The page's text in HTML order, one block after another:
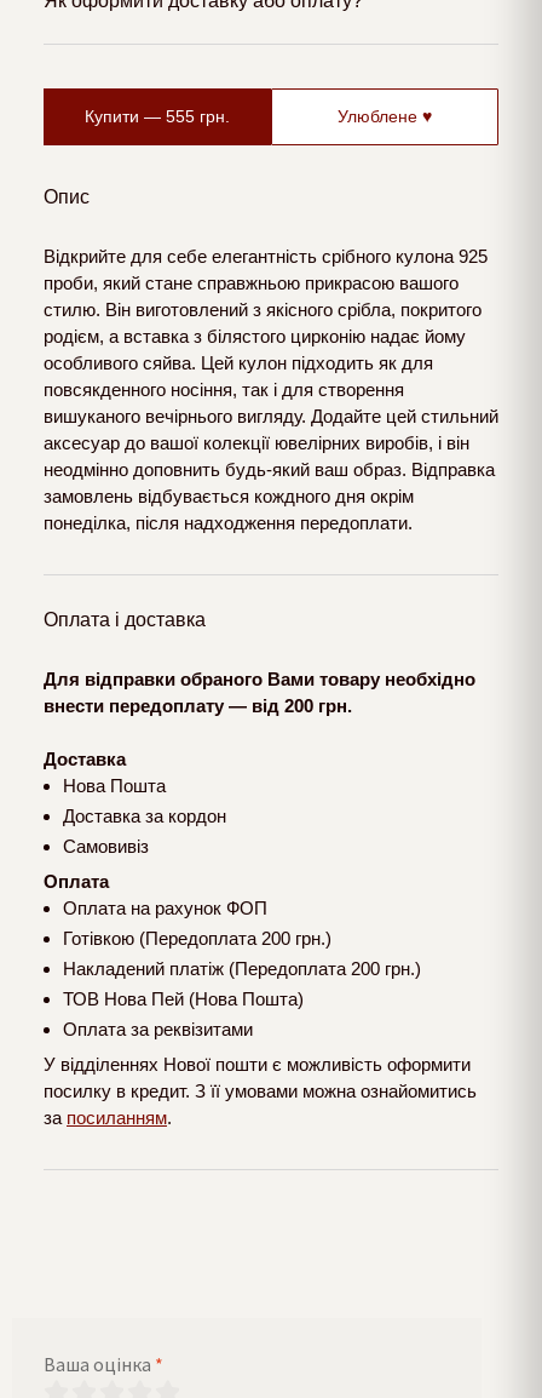
Купити — 555 грн. Улюблене ♥
Опис
Відкрийте для себе елегантність срібного кулона 925
проби, який стане справжньою прикрасою вашого
стилю. Він виготовлений з якісного срібла, покритого
родієм, а вставка з білястого цирконію надає йому
особливого сяйва. Цей кулон підходить як для
повсякденного носіння, так і для створення
вишуканого вечірнього вигляду. Додайте цей стильний
аксесуар до вашої колекції ювелірних виробів, і він
неодмінно доповнить будь-який ваш образ. Відправка
замовлень відбувається кождного дня окрім
понеділка, після надходження передоплати.
Оплата і доставка
Для відправки обраного Вами товару необхідно
внести передоплату — від 200 грн.
Доставка
Нова Пошта
Доставка за кордон
Самовивіз
Оплата
Оплата на рахунок ФОП
Готівкою (Передоплата 200 грн.)
Накладений платіж (Передоплата 200 грн.)
ТОВ Нова Пей (Нова Пошта)
Оплата за реквізитами
У відділеннях Нової пошти є можливість оформити
посилку в кредит. З її умовами можна ознайомитись
за посиланням.
Ваша оцінка *